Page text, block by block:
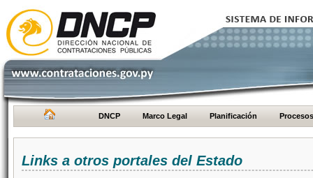
DNCP Marco Legal Planificación Procesos
Links a otros portales del Estado